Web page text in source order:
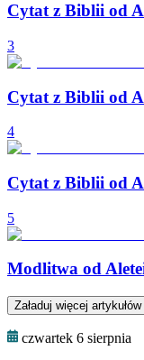
Cytat z Biblii od
3
Cytat z Biblii od
4
Cytat z Biblii od
5
Modlitwa od
Załaduj więcej artykułów
czwartek 6 sierpnia